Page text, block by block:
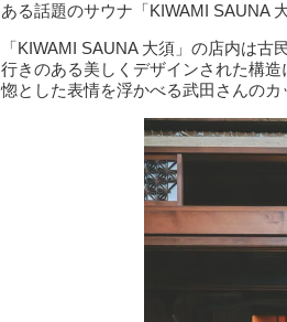
ある話題のサウナ「KIWAMI SAUNA
「KIWAMI SAUNA 大須」の店内は
行きのある美しくデザインされた構
惚とした表情を浮かべる武田さんのカ